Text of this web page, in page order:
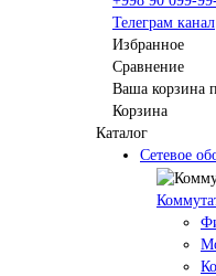
Телеграм канал
Избранное
Сравнение
Ваша корзина
Корзина
Каталог
Сетевое